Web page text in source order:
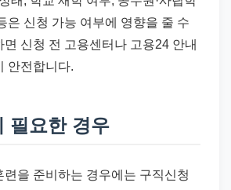
은 신청 가능 여부에 영향을 줄 수
면 신청 전 고용센터나 고용24 안내
안전합니다.
필요한 경우
련을 준비하는 경우에는 구직신청